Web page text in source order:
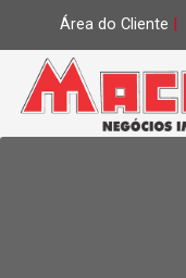
Área do Cliente